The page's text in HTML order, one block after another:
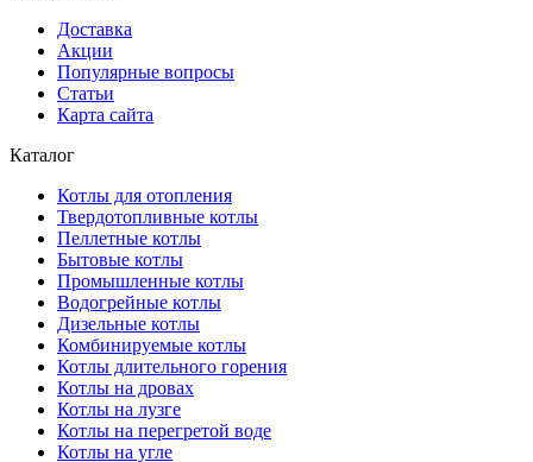
Доставка
Акции
Популярные вопросы
Статьи
Карта сайта
Каталог
Котлы для отопления
Твердотопливные котлы
Пеллетные котлы
Бытовые котлы
Промышленные котлы
Водогрейные котлы
Дизельные котлы
Комбинируемые котлы
Котлы длительного горения
Котлы на дровах
Котлы на лузге
Котлы на перегретой воде
Котлы на угле